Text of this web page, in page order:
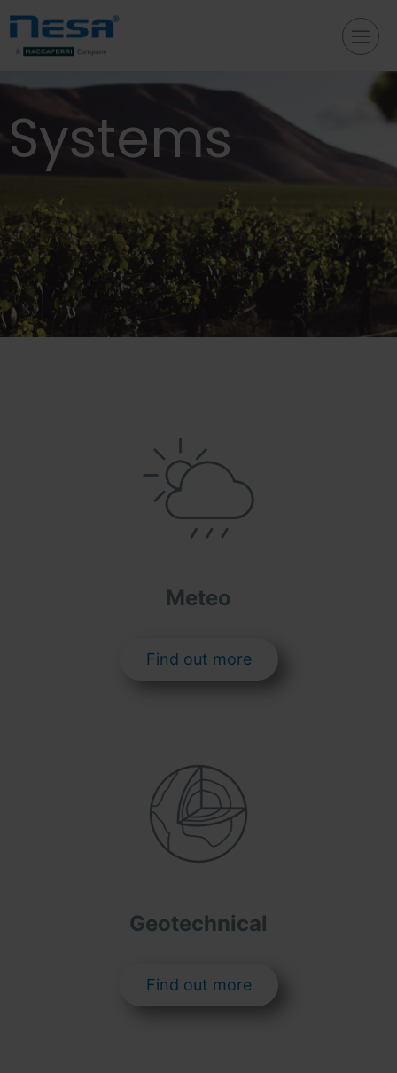
Systems
Meteo
Find out more
Geotechnical
Find out more